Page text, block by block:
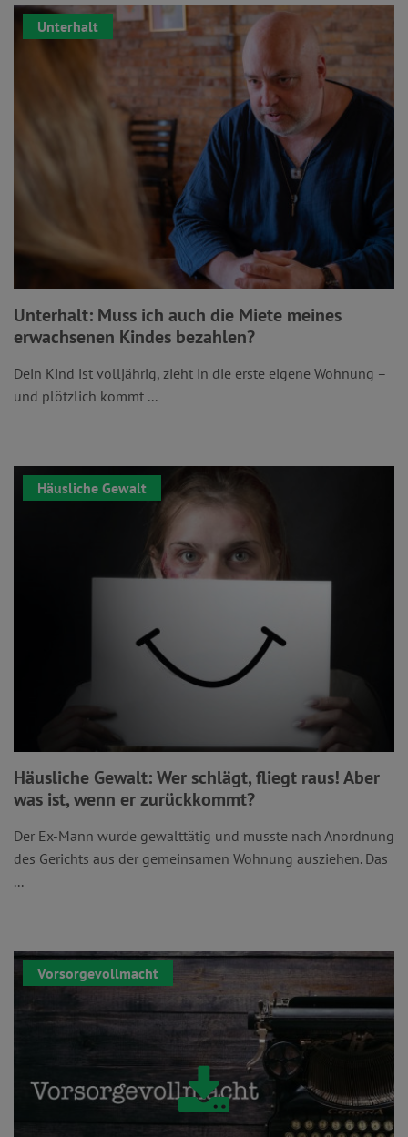
Unterhalt
Unterhalt: Muss ich auch die Miete meines
erwachsenen Kindes bezahlen?
Dein Kind ist volljährig, zieht in die erste eigene Wohnung –
und plötzlich kommt ...
Häusliche Gewalt
Häusliche Gewalt: Wer schlägt, fliegt raus! Aber
was ist, wenn er zurückkommt?
Der Ex-Mann wurde gewalttätig und musste nach Anordnung
des Gerichts aus der gemeinsamen Wohnung ausziehen. Das
...
Vorsorgevollmacht